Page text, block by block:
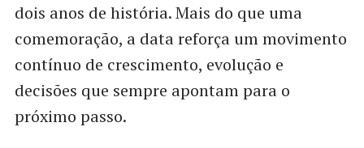
dois anos de história. Mais do que uma
comemoração, a data reforça um movimento
contínuo de crescimento, evolução e
decisões que sempre apontam para o
próximo passo.